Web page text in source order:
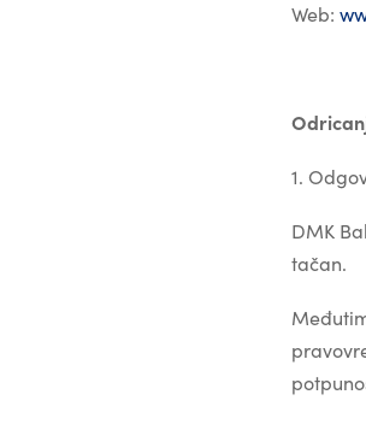
Web:
1.
DMK
tačan.